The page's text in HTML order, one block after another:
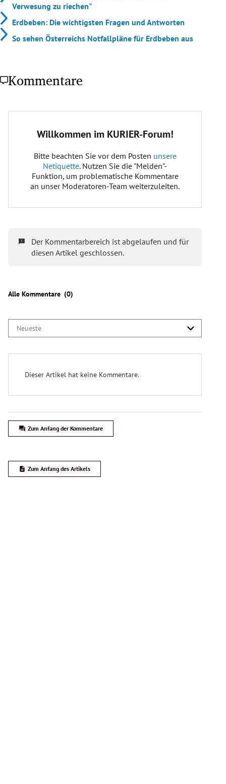
Verwesung zu riechen"
Erdbeben: Die wichtigsten Fragen und Antworten
So sehen Österreichs Notfallpläne für Erdbeben aus
Kommentare